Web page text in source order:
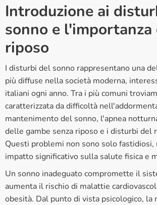
Introduzione ai
sonno e l'importanza
riposo
I disturbi del sonno rappresentano una
più diffuse nella società moderna,
italiani ogni anno. Tra i più comuni
caratterizzata da difficoltà
mantenimento del sonno, l'apnea
delle gambe senza riposo e i disturbi del
Questi problemi non sono solo fastidiosi,
impatto significativo sulla salute fisica e
Un sonno inadeguato compromette il
aumenta il rischio di malattie
obesità. Dal punto di vista psicologico, la